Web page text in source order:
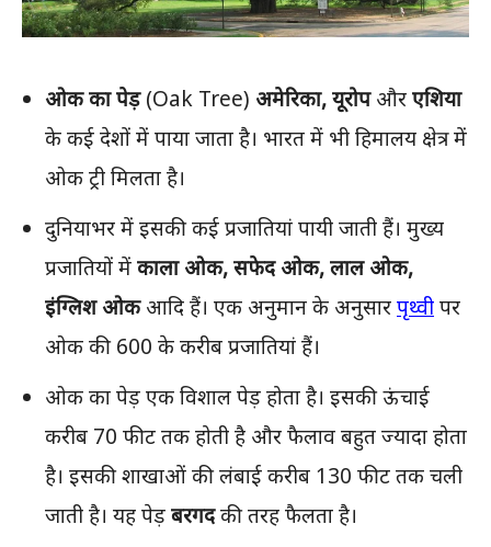
ओक का पेड़(Oak Tree) अमेरिका, यूरोपऔरएशिया
के कई देशों में पाया जाता है। भारत में भी हिमालय क्षेत्र में
ओक ट्री मिलता है।
दुनियाभर में इसकी कई प्रजातियां पायी जाती हैं। मुख्य
प्रजातियों मेंकाला ओक, सफेद ओक, लाल ओक,
इंग्लिश ओकआदि हैं। एक अनुमान के अनुसारपृथ्वीपर
ओक की 600 के करीब प्रजातियां हैं।
ओक का पेड़ एक विशाल पेड़ होता है। इसकी ऊंचाई
करीब 70 फीट तक होती है और फैलाव बहुत ज्यादा होता
है। इसकी शाखाओं की लंबाई करीब 130 फीट तक चली
जाती है। यह पेड़बरगदकी तरह फैलता है।